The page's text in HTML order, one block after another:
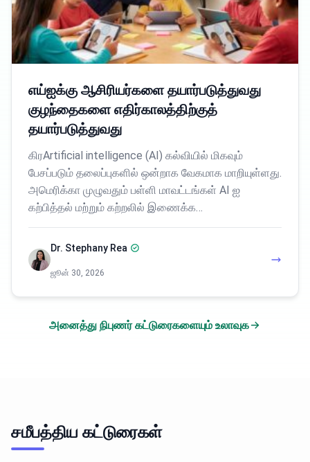
எய்ஐக்கு ஆசிரியர்களை தயார்படுத்துவது
குழந்தைகளை எதிர்காலத்திற்குத்
தயார்படுத்துவது
கிரArtificial intelligence (AI) கல்வியில் மிகவும்
பேசப்படும் தலைப்புகளில் ஒன்றாக வேகமாக மாறியுள்ளது.
அமெரிக்கா முழுவதும் பள்ளி மாவட்டங்கள் AI ஐ
கற்பித்தல் மற்றும் கற்றலில் இணைக்க…
Dr. Stephany Rea
ஜூன் 30, 2026
அனைத்து நிபுணர் கட்டுரைகளையும் உலாவுக
சமீபத்திய கட்டுரைகள்